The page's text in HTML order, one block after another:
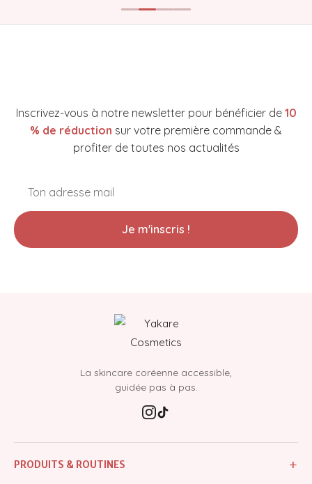
Inscrivez-vous à notre newsletter pour bénéficier de 10
% de réduction sur votre première commande &
profiter de toutes nos actualités
Je m'inscris !
La skincare coréenne accessible,
guidée pas à pas.
PRODUITS & ROUTINES +